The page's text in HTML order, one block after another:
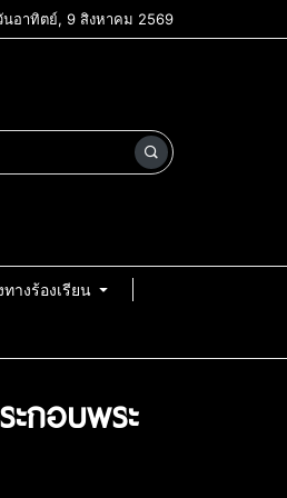
นอาทิตย์, 9 สิงหาคม 2569
ทางร้องเรียน
ะกอบพระ